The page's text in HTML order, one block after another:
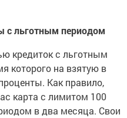
с льготным периодом
кредиток с льготным
которого на взятую в
Как правило,
карта с лимитом 100
в два месяца. Свои